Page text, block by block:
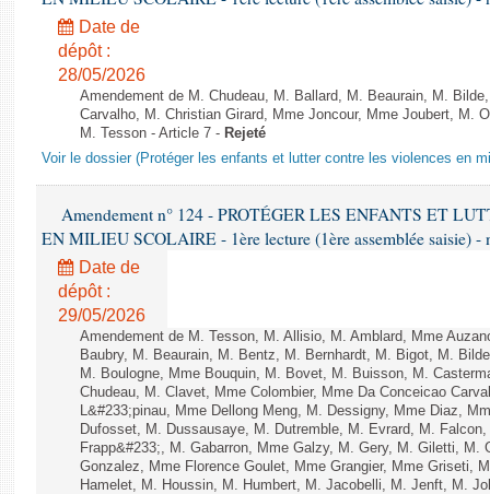
Date de
dépôt :
28/05/2026
Amendement de M. Chudeau, M. Ballard, M. Beaurain, M.
Carvalho, M. Christian Girard, Mme Joncour, Mme Joubert, M.
M. Tesson - Article 7 - Rejeté
Voir le dossier (Protéger les enfants et lutter contre les violences en
Amendement n° 124 - PROTÉGER LES ENFANTS ET
EN MILIEU SCOLAIRE - 1ère lecture (1ère assemblée saisie) -
Date de
dépôt :
29/05/2026
Amendement de M. Tesson, M. Allisio, M. Amblard, Mme
Baubry, M. Beaurain, M. Bentz, M. Bernhardt, M. Bigot, M.
M. Boulogne, Mme Bouquin, M. Bovet, M. Buisson, M.
Chudeau, M. Clavet, Mme Colombier, Mme Da Conceicao
L&#233;pinau, Mme Dellong Meng, M. Dessigny, Mme Diaz,
Dufosset, M. Dussausaye, M. Dutremble, M. Evrard, M.
Frapp&#233;, M. Gabarron, Mme Galzy, M. Gery, M. Giletti,
Gonzalez, Mme Florence Goulet, Mme Grangier, Mme Griseti,
Hamelet, M. Houssin, M. Humbert, M. Jacobelli, M. Jenft, M.